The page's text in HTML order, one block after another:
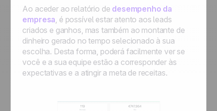
Ao aceder ao relatório de desempenho da
empresa , é possível estar atento aos leads
criados e ganhos, mas também ao montante de
dinheiro gerado no tempo selecionado à sua
escolha. Desta forma, poderá facilmente ver se
você e a sua equipe estão a corresponder às
expectativas e a atingir a meta de receitas.